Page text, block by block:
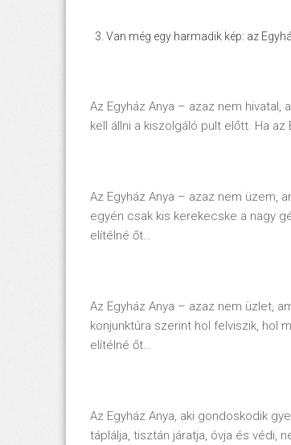
Van még egy harmadik kép: az
Az Egyház Anya – azaz nem
kell állni a kiszolgáló pult előtt. Ha
Az Egyház Anya – azaz nem üzem,
egyén csak kis kerekecske a nagy
elítélné őt…
Az Egyház Anya – azaz nem üzlet,
konjunktúra szerint hol felviszik, hol
elítélné őt…
Az Egyház Anya, aki gondoskodik
táplálja, tisztán járatja, óvja és védi,